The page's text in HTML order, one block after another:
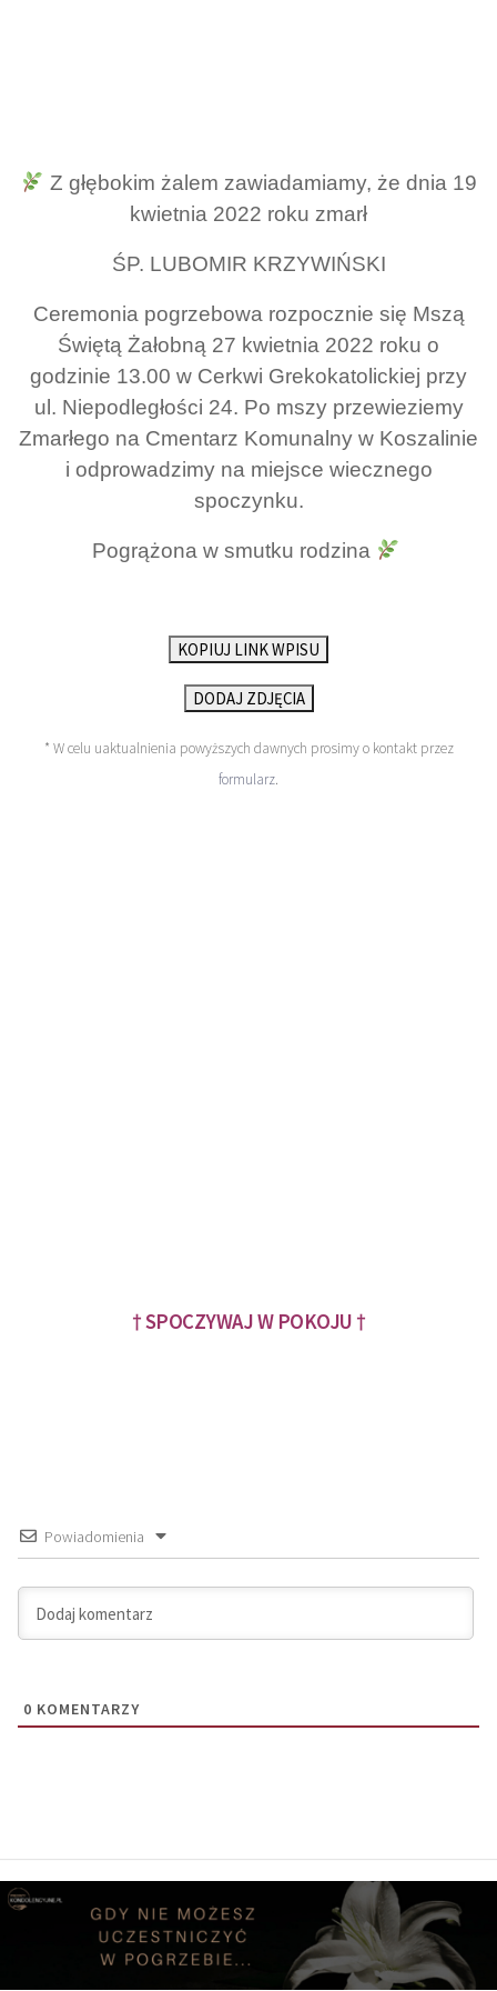
Z głębokim żalem zawiadamiamy, że dnia 19
kwietnia 2022 roku zmarł
ŚP. LUBOMIR KRZYWIŃSKI
Ceremonia pogrzebowa rozpocznie się Mszą
Świętą Żałobną 27 kwietnia 2022 roku o
godzinie 13.00 w Cerkwi Grekokatolickiej przy
ul. Niepodległości 24. Po mszy przewieziemy
Zmarłego na Cmentarz Komunalny w Koszalinie
i odprowadzimy na miejsce wiecznego
spoczynku.
Pogrążona w smutku rodzina
KOPIUJ LINK WPISU
DODAJ ZDJĘCIA
* W celu uaktualnienia powyższych dawnych prosimy o kontakt przez
formularz.
† SPOCZYWAJ W POKOJU †
Powiadomienia
0 KOMENTARZY